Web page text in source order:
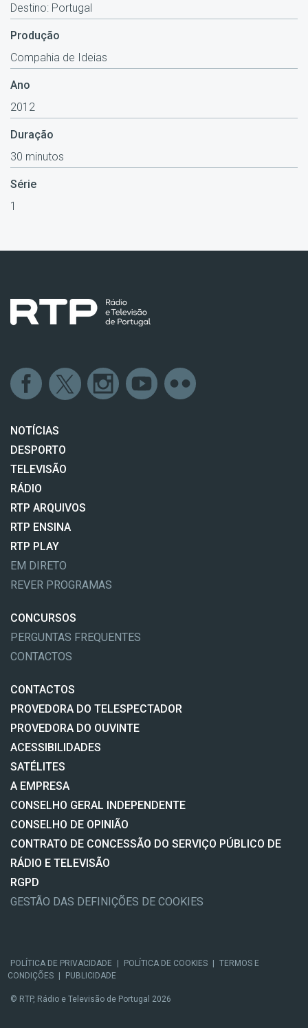
Destino: Portugal
Produção
Compahia de Ideias
Ano
2012
Duração
30 minutos
Série
1
NOTÍCIAS
DESPORTO
TELEVISÃO
RÁDIO
RTP ARQUIVOS
RTP ENSINA
RTP PLAY
EM DIRETO
REVER PROGRAMAS
CONCURSOS
PERGUNTAS FREQUENTES
CONTACTOS
CONTACTOS
PROVEDORA DO TELESPECTADOR
PROVEDORA DO OUVINTE
ACESSIBILIDADES
SATÉLITES
A EMPRESA
CONSELHO GERAL INDEPENDENTE
CONSELHO DE OPINIÃO
CONTRATO DE CONCESSÃO DO SERVIÇO PÚBLICO DE
RÁDIO E TELEVISÃO
RGPD
GESTÃO DAS DEFINIÇÕES DE COOKIES
POLÍTICA DE PRIVACIDADE | POLÍTICA DE COOKIES | TERMOS E
CONDIÇÕES | PUBLICIDADE
© RTP, Rádio e Televisão de Portugal 2026